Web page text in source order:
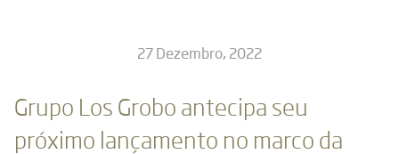
27 Dezembro, 2022
Grupo Los Grobo antecipa seu
próximo lançamento no marco da